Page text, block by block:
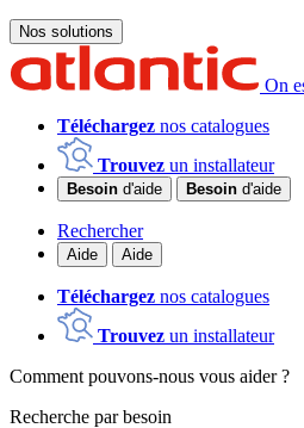
Nos solutions
On
Téléchargez nos catalogues
Trouvez un installateur
Besoin d'aide Besoin d'aide
Rechercher
Aide Aide
Téléchargez nos catalogues
Trouvez un installateur
Comment pouvons-nous vous aider ?
Recherche par besoin